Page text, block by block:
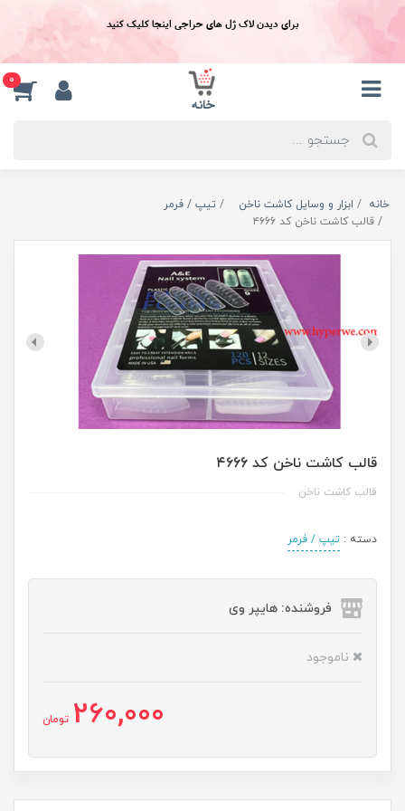
برای دیدن لاک ژل های حراجی اینجا کلیک کنید
0
خانه ابزار و وسایل کاشت ناخن
تیپ / فرمر
قالب کاشت ناخن کد ۴۶66
قالب کاشت ناخن کد ۴۶66
قالب کاشت ناخن
دسته : تیپ / فرمر
فروشنده: هایپر وی
ناموجود
260,000 تومان